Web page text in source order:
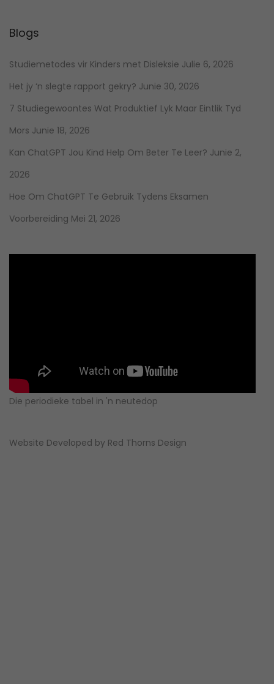
Blogs
Studiemetodes vir Kinders met Disleksie Julie 6, 2026
Het jy ‘n slegte rapport gekry? Junie 30, 2026
7 Studiegewoontes Wat Produktief Lyk Maar Eintlik Tyd
Mors Junie 18, 2026
Kan ChatGPT Jou Kind Help Om Beter Te Leer? Junie 2,
2026
Hoe Om ChatGPT Te Gebruik Tydens Eksamen
Voorbereiding Mei 21, 2026
Die periodieke tabel in 'n neutedop
Website Developed by Red Thorns Design